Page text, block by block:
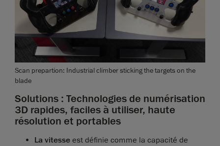
Scan prepartion: Industrial climber sticking the targets on the
blade
Solutions : Technologies de numérisation
3D rapides, faciles à utiliser, haute
résolution et portables
La vitesse est définie comme la capacité de